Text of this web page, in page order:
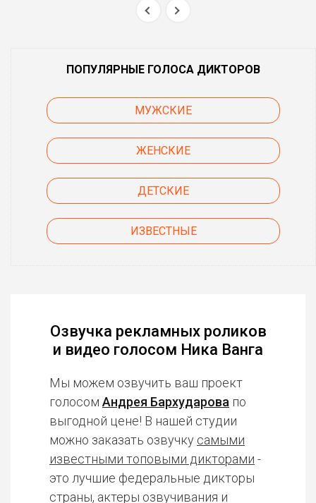
ПОПУЛЯРНЫЕ ГОЛОСА ДИКТОРОВ
МУЖСКИЕ
ЖЕНСКИЕ
ДЕТСКИЕ
ИЗВЕСТНЫЕ
Озвучка рекламных роликов
и видео голосом Ника Ванга
Мы можем озвучить ваш проект
голосом Андрея Бархударова по
выгодной цене! В нашей студии
можно заказать озвучку самыми
известными топовыми дикторами -
это лучшие федеральные дикторы
страны, актеры озвучивания и